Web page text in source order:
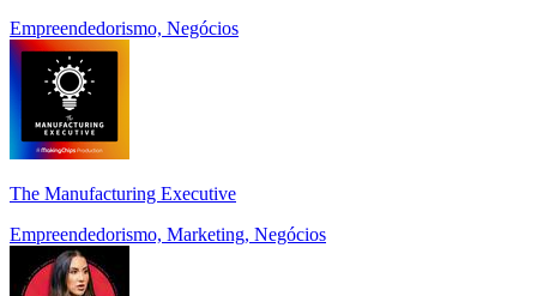
Empreendedorismo, Negócios
The Manufacturing Executive
Empreendedorismo, Marketing, Negócios